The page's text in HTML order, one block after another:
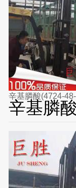
辛基膦酸(4724-
辛基膦